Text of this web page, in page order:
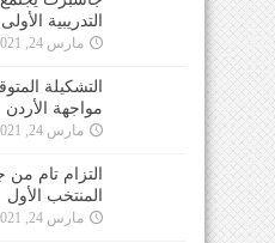
التدريبية الأولى
مارس 24, 2021
مواجهة الأردن
مارس 24, 2021
المنتخب الأول
مارس 24, 2021